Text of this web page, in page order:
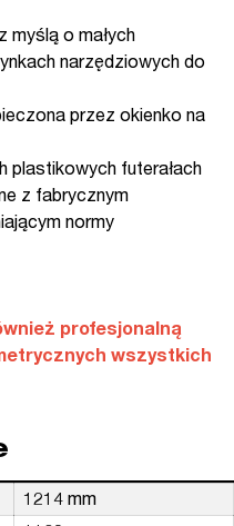
myślą o małych
narzędziowych do
przez okienko na
plastikowych futerałach
z fabrycznym
normy
profesjonalną
wszystkich
1214 mm